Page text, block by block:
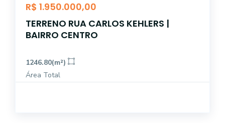
R$ 1.950.000,00
TERRENO RUA CARLOS KEHLERS |
BAIRRO CENTRO
1246.80(m²)
Área Total